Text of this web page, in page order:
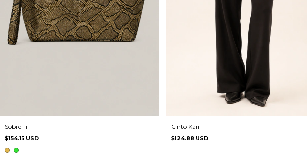
Sobre Til
$154.15 USD
Cinto Kari
$124.88 USD